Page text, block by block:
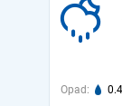
Opad: